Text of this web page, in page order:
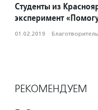
Студенты из
эксперимент
01.02.2019 ·
РЕКОМЕНДУЕМ